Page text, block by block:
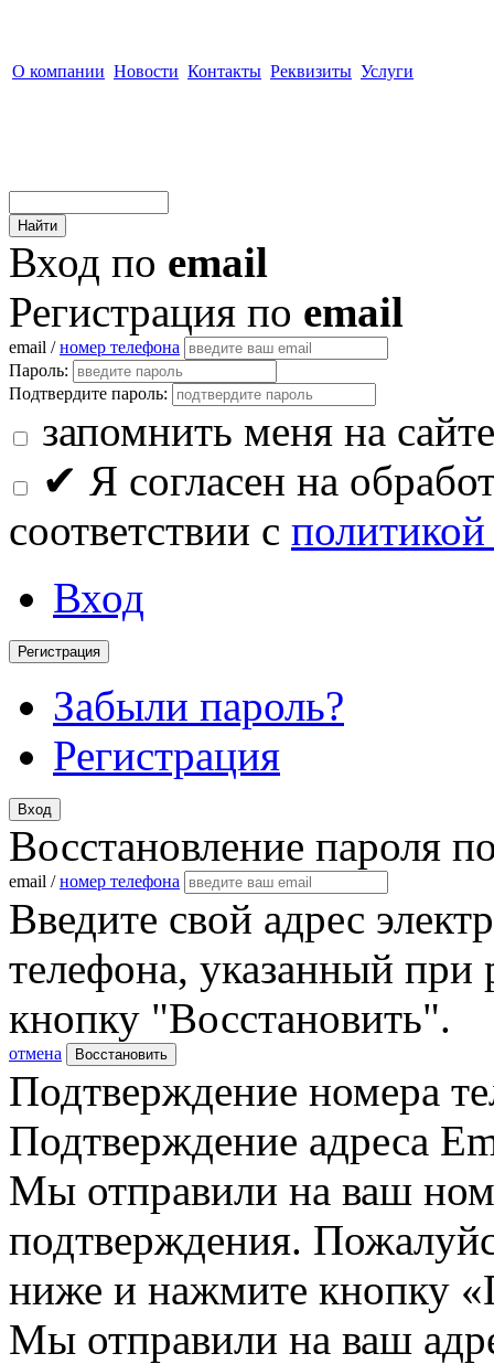
О компании Новости Контакты Реквизиты Услуги
Вход по email
Регистрация по email
email /номер телефона
Пароль:
Подтвердите пароль:
запомнить меня на сайте
✔ Я согласен на
соответствии с
Вход
Регистрация
Забыли пароль?
Регистрация
Вход
Восстановление пароля
email /номер телефона
Введите свой адрес
телефона, указанный при
кнопку "Восстановить".
отмена Восстановить
Подтверждение номера
Подтверждение адреса
Мы отправили на ваш
подтверждения.
ниже и нажмите кнопку
Мы отправили на ваш